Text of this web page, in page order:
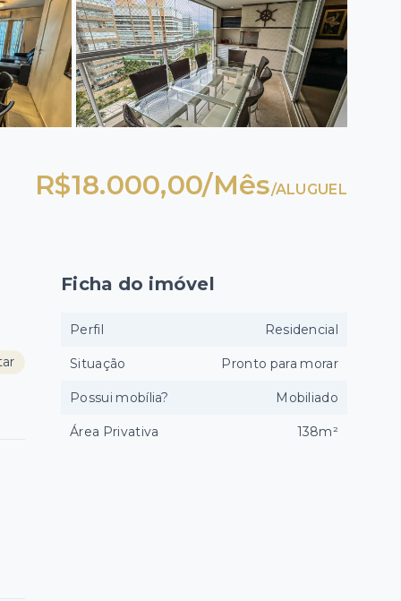
R$18.000,00/Mês/ALUGUEL
Ficha do imóvel
Perfil Residencial
Situação Pronto para morar
Possui mobília? Mobiliado
Área Privativa 138m²